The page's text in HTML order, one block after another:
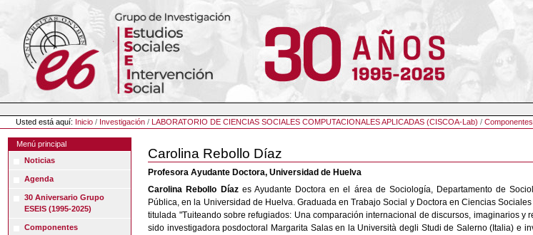
contenido.
navegación
Herramientas
Personales
Usted está aquí: Inicio / Investigación /LABORATORIO DE CIENCIAS SOCIALES COMPUTACIONALES APLICADAS (CISCOA-Lab) /Componentes
Menú principal
Noticias
Agenda
30 Aniversario Grupo
ESEIS (1995-2025)
Componentes
Carolina Rebollo Díaz
Profesora Ayudante Doctora, Universidad de Huelva
Carolina Rebollo Díazes Ayudante Doctora en el área de Sociología, Departamento de
Pública, en la Universidad de Huelva. Graduada en Trabajo Social y Doctora en Ciencias
titulada "Tuiteando sobre refugiados: Una comparación internacional de discursos, imaginarios y
sido investigadora posdoctoral Margarita Salas en la Università degli Studi de Salerno (Italia) e